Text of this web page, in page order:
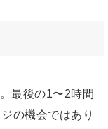
最後の1〜2時間
の機会ではあり